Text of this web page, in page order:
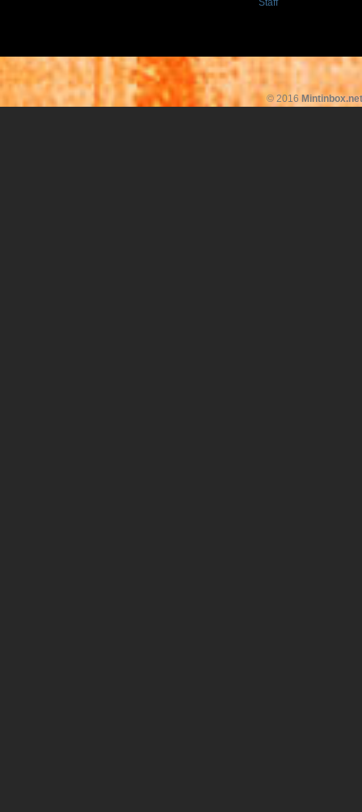
Staff
© 2016 Mintinbox.net